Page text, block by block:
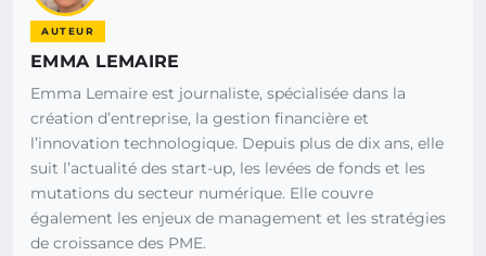
AUTEUR
EMMA LEMAIRE
Emma Lemaire est journaliste, spécialisée dans la
création d’entreprise, la gestion financière et
l’innovation technologique. Depuis plus de dix ans, elle
suit l’actualité des start-up, les levées de fonds et les
mutations du secteur numérique. Elle couvre
également les enjeux de management et les stratégies
de croissance des PME.